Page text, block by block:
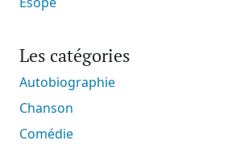
Les catégories
Autobiographie
Chanson
Comédie